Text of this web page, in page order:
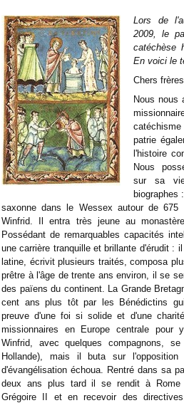
Lors de
2009, le
catéchèse
En voici le
Chers
Nous nous
patrie
l'histoire
Nous
sur sa
biographes
saxonne dans le Wessex autour de
Winfrid. Il entra très jeune au
Possédant de remarquables capacités
une carrière tranquille et brillante d'érudit :
latine, écrivit plusieurs traités, composa
prêtre à l'âge de trente ans environ, il se
des païens du continent. La Grande
cent ans plus tôt par les Bénédictins
preuve d'une foi si solide et d'une
missionnaires en Europe centrale pour
Winfrid, avec quelques compagnons,
Hollande), mais il buta sur
d'évangélisation échoua. Rentré dans sa
deux ans plus tard il se rendit à Rome
Grégoire II et en recevoir des